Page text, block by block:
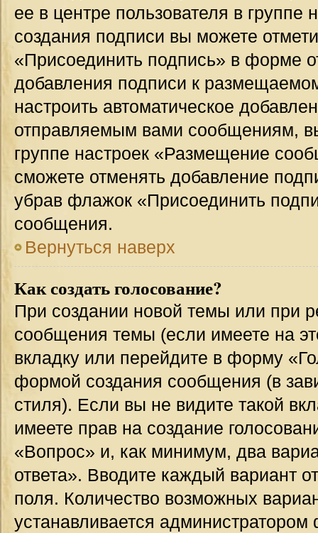
ее в центре пользователя в
создания подписи вы можете
«Присоединить подпись» в форме
добавления подписи к
настроить автоматическое
отправляемым вами сообщениям,
группе настроек «Размещение
сможете отменять добавление
убрав флажок «Присоединить
сообщения.
Вернуться наверх
Как создать голосование?
При создании новой темы или при
сообщения темы (если имеете на
вкладку или перейдите в форму
формой создания сообщения (в
стиля). Если вы не видите такой
имеете прав на создание
«Вопрос» и, как минимум, два
ответа». Вводите каждый вариант
поля. Количество возможных
устанавливается